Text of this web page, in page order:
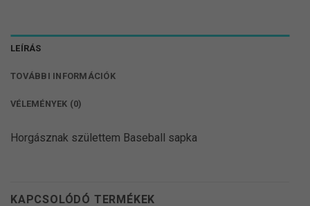
LEÍRÁS
TOVÁBBI INFORMÁCIÓK
VÉLEMÉNYEK (0)
Horgásznak születtem Baseball sapka
KAPCSOLÓDÓ TERMÉKEK